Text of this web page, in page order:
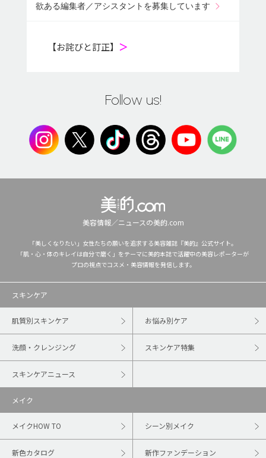
欲ある編集者／アシスタントを募集しています
【お詫びと訂正】 ＞
Follow us!
美容情報／ニュースの美的.com
「美しくなりたい」女性たちの願いを追求する美容雑誌『美的』公式サイト。
「肌・心・体のキレイは自分で磨く」をテーマに美的本誌で活躍中の美容レポーターが
プロの視点でコスメ・美容情報を発信します。
スキンケア
肌質別スキンケア お悩み別ケア
洗顔・クレンジング スキンケア特集
スキンケアニュース
メイク
メイクHOW TO シーン別メイク
新色カタログ 新作ファンデーション